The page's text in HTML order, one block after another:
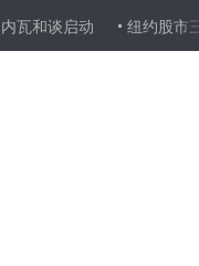
启动 纽约股市三大股